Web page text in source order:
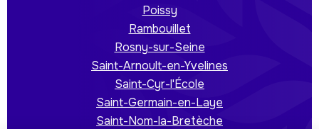
Poissy
Rambouillet
Rosny-sur-Seine
Saint-Arnoult-en-Yvelines
Saint-Cyr-l'École
Saint-Germain-en-Laye
Saint-Nom-la-Bretèche